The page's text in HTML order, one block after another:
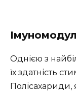
Однією з
їх здатність
Полісахариди,